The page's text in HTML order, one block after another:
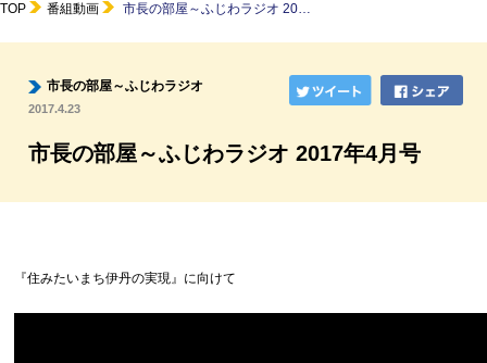
TOP 番組動画 市長の部屋～ふじわラジオ 20…
市長の部屋～ふじわラジオ
2017.4.23
市長の部屋～ふじわラジオ 2017年4月号
『住みたいまち伊丹の実現』に向けて